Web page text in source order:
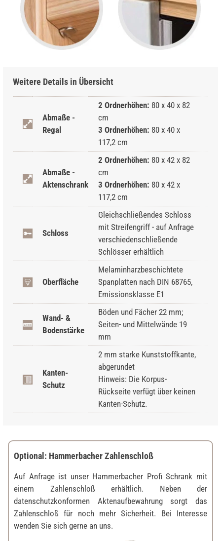
Weitere Details in Übersicht
Abmaße -
Regal
2 Ordnerhöhen: 80 x 40 x 82
cm
3 Ordnerhöhen: 80 x 40 x
117,2 cm
Abmaße -
Aktenschrank
2 Ordnerhöhen: 80 x 42 x 82
cm
3 Ordnerhöhen: 80 x 42 x
117,2 cm
Schloss
Gleichschließendes Schloss
mit Streifengriff - auf Anfrage
verschiedenschließende
Schlösser erhältlich
Oberfläche
Melaminharzbeschichtete
Spanplatten nach DIN 68765,
Emissionsklasse E1
Wand- &
Bodenstärke
Böden und Fächer 22 mm;
Seiten- und Mittelwände 19
mm
Kanten-
Schutz
2 mm starke Kunststoffkante,
abgerundet
Hinweis: Die Korpus-
Rückseite verfügt über keinen
Kanten-Schutz.
Optional: Hammerbacher Zahlenschloß
Auf Anfrage ist unser Hammerbacher Profi Schrank mit
einem Zahlenschloß erhältlich. Neben der
datenschutzkonformen Aktenaufbewahrung sorgt das
Zahlenschloß für noch mehr Sicherheit. Bei Interesse
wenden Sie sich gerne an uns.